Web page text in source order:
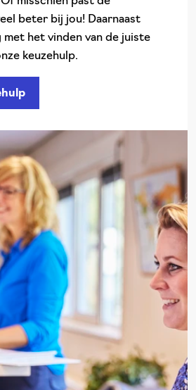
beter bij jou! Daarnaast
met het vinden van de juiste
keuzehulp.